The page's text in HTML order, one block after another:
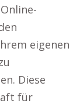
eigenen
Diese
für